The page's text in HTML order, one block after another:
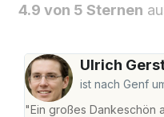
4.9 von 5 Sternen
Ulrich
ist nach Genf
"Ein großes Dankeschön